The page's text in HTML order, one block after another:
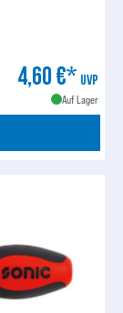
4,60 €* UVP
Auf Lager